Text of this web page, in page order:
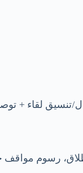
تنسيق لقاء +
رسوم